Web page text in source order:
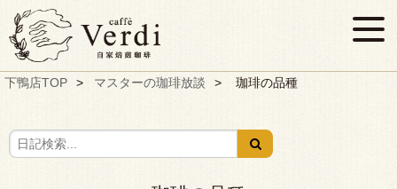
下鴨店TOP マスターの珈琲放談 珈琲の品種